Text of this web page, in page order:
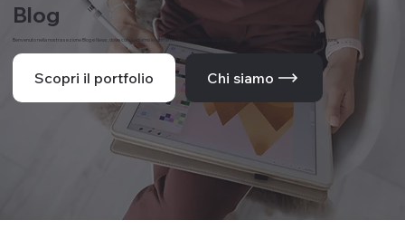
Blog
Benvenuto nella nostra sezione Blog e News, dove condividiamo le ultime novità, tendenze e approfondimenti dal mondo del web e della comunicazione.
Scopri il portfolio Chi siamo